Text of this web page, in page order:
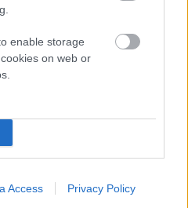
enable storage
on web or
Access Privacy Policy
αναζητήσετε.